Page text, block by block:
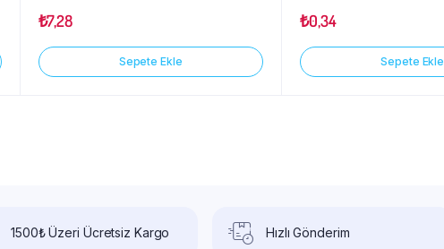
₺7,28
Sepete Ekle
₺0,34
Sepete Ekle
1500₺ Üzeri Ücretsiz Kargo Hızlı Gönderim